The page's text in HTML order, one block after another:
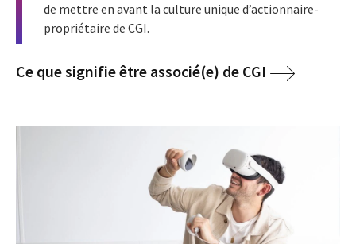
de mettre en avant la culture unique d’actionnaire-
propriétaire de CGI.
Ce que signifie être associé(e) de CGI